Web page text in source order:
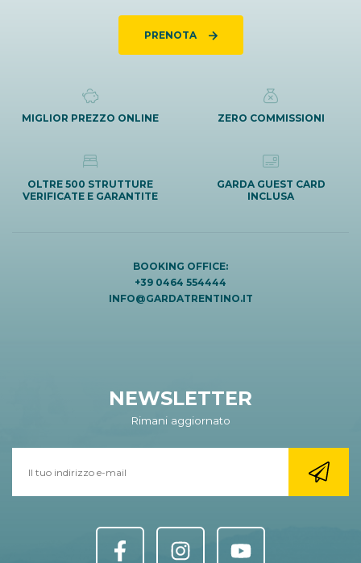
PRENOTA
MIGLIOR PREZZO ONLINE ZERO COMMISSIONI
OLTRE 500 STRUTTURE
VERIFICATE E GARANTITE
GARDA GUEST CARD
INCLUSA
BOOKING OFFICE:
+39 0464 554444
INFO@GARDATRENTINO.IT
NEWSLETTER
Rimani aggiornato